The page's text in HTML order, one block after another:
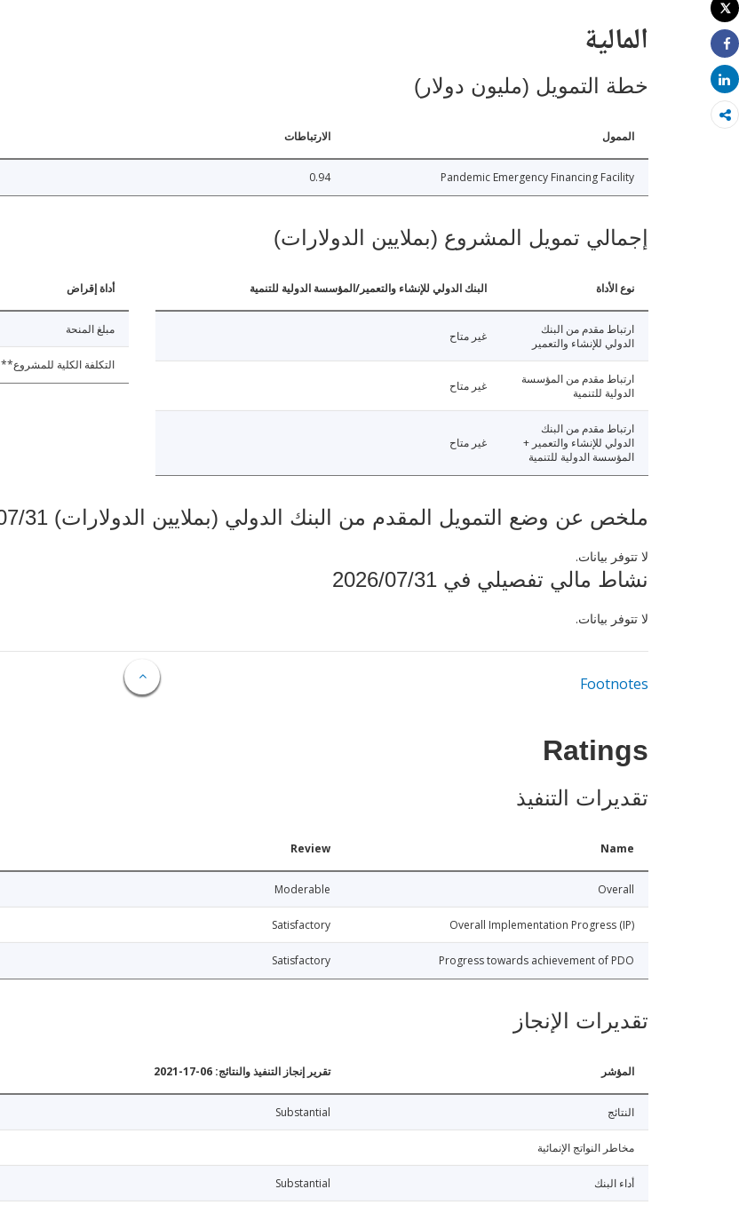
طباعة
Tweet
Share
Share
المالية
خطة التمويل (مليون دولار)
الممول الارتباطات
Pandemic Emergency Financing Facility
0.94
إجمالي تمويل المشروع (بملايين الدولارات)
نوع الأداة البنك الدولي للإنشاء والتعمير/المؤسسة الدولية للتنمية
ارتباط مقدم من البنك
الدولي للإنشاء والتعمير
غير متاح
ارتباط مقدم من المؤسسة
الدولية للتنمية
غير متاح
ارتباط مقدم من البنك
الدولي للإنشاء والتعمير +
المؤسسة الدولية للتنمية
غير متاح
أداة إقراض
مبلغ المنحة
التكلفة الكلية للمشروع**
ملخص عن وضع التمويل المقدم من البنك الدولي (بملايين الدولارات) 2026/07/31
لا تتوفر بيانات.
نشاط مالي تفصيلي في 2026/07/31
لا تتوفر بيانات.
Footnotes
Ratings
تقديرات التنفيذ
Name
Review
Overall
Moderable
Overall Implementation Progress (IP)
Satisfactory
Progress towards achievement of PDO
Satisfactory
تقديرات الإنجاز
المؤشر تقرير إنجاز التنفيذ والنتائج: 06-17-2021
النتائج Substantial
مخاطر النواتج الإنمائية
أداء البنك Substantial